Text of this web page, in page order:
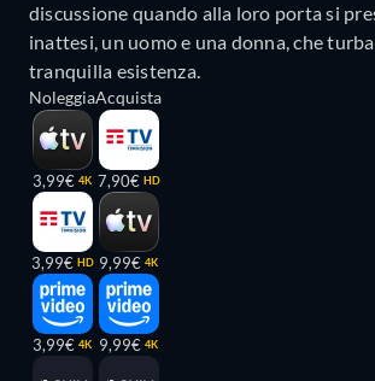
discussione quando alla loro porta si
inattesi, un uomo e una donna, che
tranquilla esistenza.
Noleggia
3,99€ 4K
3,99€ HD
3,99€ 4K
Acquista
7,90€ HD
9,99€ 4K
9,99€ 4K